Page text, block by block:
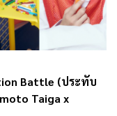
Battle (ประทับ
Taiga x